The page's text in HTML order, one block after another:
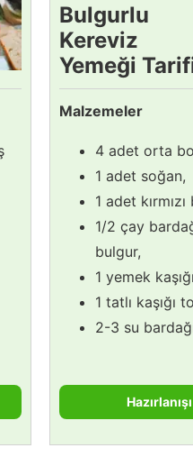
Bulgurlu
Kereviz
Yemeği
Malzemeler
4 adet orta
1 adet soğan,
1 adet
1/2 çay
bulgur,
1 yemek
1 tatlı kaşığı
2-3 su